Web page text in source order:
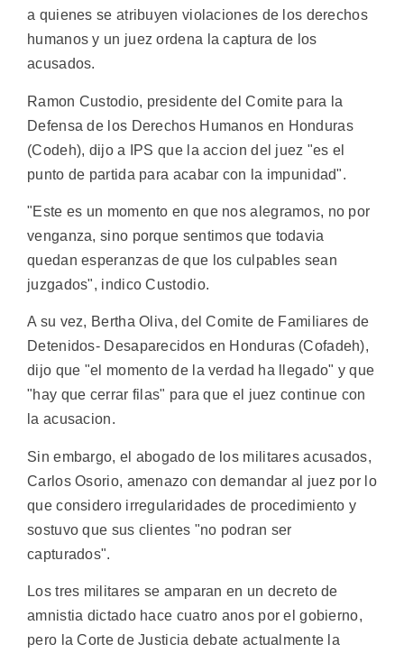
a quienes se atribuyen violaciones de los derechos
humanos y un juez ordena la captura de los
acusados.
Ramon Custodio, presidente del Comite para la
Defensa de los Derechos Humanos en Honduras
(Codeh), dijo a IPS que la accion del juez "es el
punto de partida para acabar con la impunidad".
"Este es un momento en que nos alegramos, no por
venganza, sino porque sentimos que todavia
quedan esperanzas de que los culpables sean
juzgados", indico Custodio.
A su vez, Bertha Oliva, del Comite de Familiares de
Detenidos- Desaparecidos en Honduras (Cofadeh),
dijo que "el momento de la verdad ha llegado" y que
"hay que cerrar filas" para que el juez continue con
la acusacion.
Sin embargo, el abogado de los militares acusados,
Carlos Osorio, amenazo con demandar al juez por lo
que considero irregularidades de procedimiento y
sostuvo que sus clientes "no podran ser
capturados".
Los tres militares se amparan en un decreto de
amnistia dictado hace cuatro anos por el gobierno,
pero la Corte de Justicia debate actualmente la